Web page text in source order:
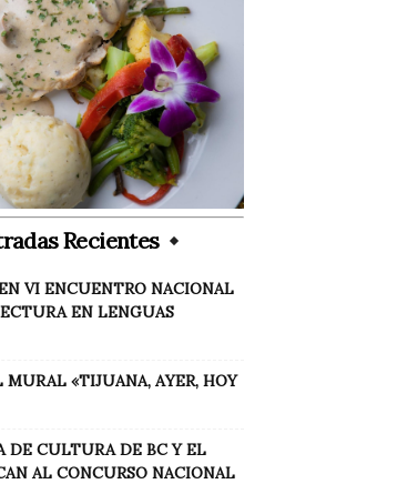
Recientes
VI ENCUENTRO NACIONAL
EN LENGUAS
MURAL «TIJUANA, AYER, HOY
DE CULTURA DE BC Y EL
AL CONCURSO NACIONAL